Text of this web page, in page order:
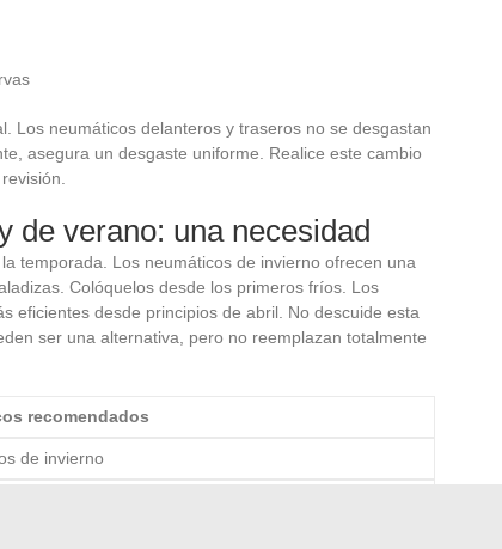
Los neumáticos delanteros y traseros no se desgastan
asegura un desgaste uniforme. Realice este cambio
de verano: una necesidad
temporada. Los neumáticos de invierno ofrecen una
Colóquelos desde los primeros fríos. Los
eficientes desde principios de abril. No descuide esta
ser una alternativa, pero no reemplazan totalmente
recomendados
de invierno